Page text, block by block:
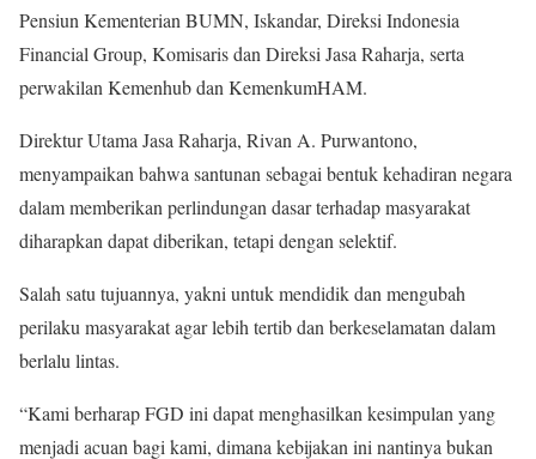
Pensiun Kementerian BUMN, Iskandar, Direksi Indonesia
Financial Group, Komisaris dan Direksi Jasa Raharja, serta
perwakilan Kemenhub dan KemenkumHAM.
Direktur Utama Jasa Raharja, Rivan A. Purwantono,
menyampaikan bahwa santunan sebagai bentuk kehadiran negara
dalam memberikan perlindungan dasar terhadap masyarakat
diharapkan dapat diberikan, tetapi dengan selektif.
Salah satu tujuannya, yakni untuk mendidik dan mengubah
perilaku masyarakat agar lebih tertib dan berkeselamatan dalam
berlalu lintas.
“Kami berharap FGD ini dapat menghasilkan kesimpulan yang
menjadi acuan bagi kami, dimana kebijakan ini nantinya bukan